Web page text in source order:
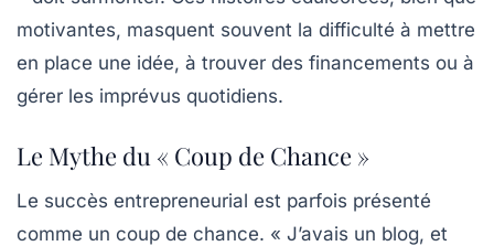
motivantes, masquent souvent la difficulté à mettre
en place une idée, à trouver des financements ou à
gérer les imprévus quotidiens.
Le Mythe du « Coup de Chance »
Le succès entrepreneurial est parfois présenté
comme un coup de chance. « J’avais un blog, et